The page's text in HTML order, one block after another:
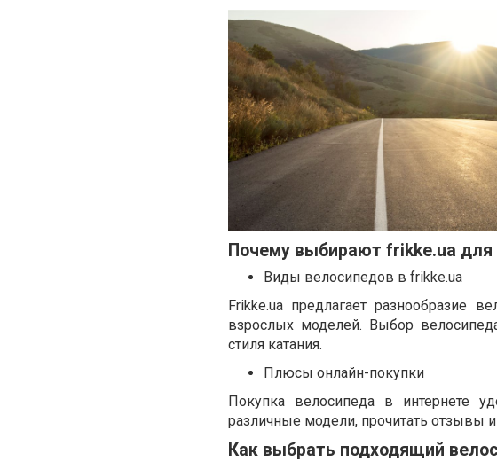
Почему выбирают frikke.ua для
Виды велосипедов в frikke.ua
Frikke.ua предлагает разнообразие
взрослых моделей. Выбор
стиля катания.
Плюсы онлайн-покупки
Покупка велосипеда в интернете
различные модели, прочитать отзывы
Как выбрать подходящий